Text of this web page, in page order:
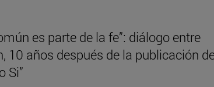
es parte de la fe”: diálogo entre
10 años después de la publicación
Si”